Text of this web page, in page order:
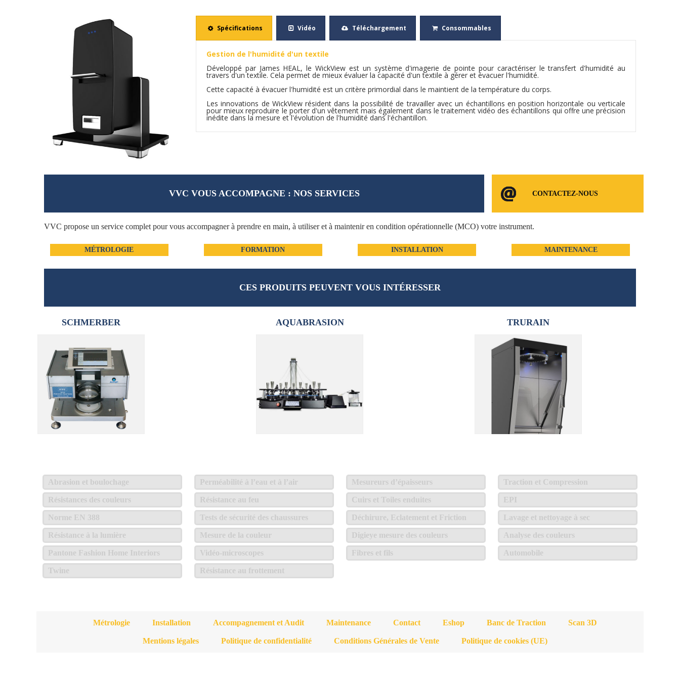
Spécifications Vidéo Téléchargement Consommables
Gestion de l'humidité d'un textile
Développé par James HEAL, le WickView est un système d'imagerie de pointe pour caractériser le transfert d'humidité au
travers d'un textile. Cela permet de mieux évaluer la capacité d'un textile à gérer et évacuer l'humidité.
Cette capacité à évacuer l'humidité est un critère primordial dans le maintient de la température du corps.
Les innovations de WickView résident dans la possibilité de travailler avec un échantillons en position horizontale ou verticale
pour mieux reproduire le porter d'un vêtement mais également dans le traitement vidéo des échantillons qui offre une précision
inédite dans la mesure et l'évolution de l'humidité dans l'échantillon.
VVC VOUS ACCOMPAGNE : NOS SERVICES CONTACTEZ-NOUS
VVC propose un service complet pour vous accompagner à prendre en main, à utiliser et à maintenir en condition opérationnelle (MCO) votre instrument.
MÉTROLOGIE FORMATION INSTALLATION MAINTENANCE
CES PRODUITS PEUVENT VOUS INTÉRESSER
SCHMERBER AQUABRASION TRURAIN
Abrasion et boulochage Perméabilité à l’eau et à l’air Mesureurs d’épaisseurs Traction et Compression
Résistances des couleurs Résistance au feu Cuirs et Toiles enduites EPI
Norme EN 388 Tests de sécurité des chaussures Déchirure, Eclatement et Friction Lavage et nettoyage à sec
Résistance à la lumière Mesure de la couleur Digieye mesure des couleurs Analyse des couleurs
Pantone Fashion Home Interiors Vidéo-microscopes Fibres et fils Automobile
Twine Résistance au frottement
Métrologie Installation Accompagnement et Audit Maintenance Contact Eshop Banc de Traction Scan 3D
Mentions légales Politique de confidentialité Conditions Générales de Vente Politique de cookies (UE)